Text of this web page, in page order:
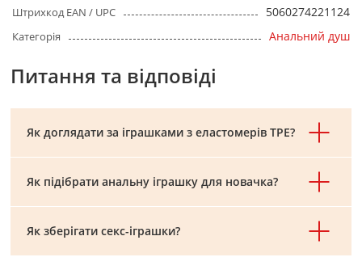
Штрихкод EAN / UPC 5060274221124
Категорія Анальний душ
Питання та відповіді
Як доглядати за іграшками з еластомерів TPE?
Як підібрати анальну іграшку для новачка?
Як зберігати секс-іграшки?